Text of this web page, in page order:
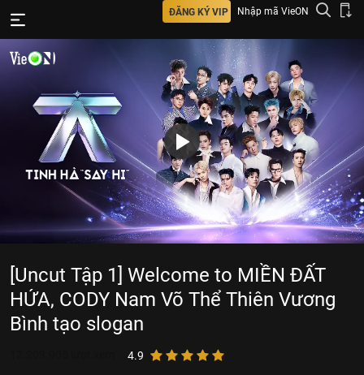
ĐĂNG KÝ VIP Nhập mã VieON
[Uncut Tập 1] Welcome to MIỀN ĐẤT
HỨA, CODY Nam Võ Thể Thiên Vương
Bình tạo slogan
4.9